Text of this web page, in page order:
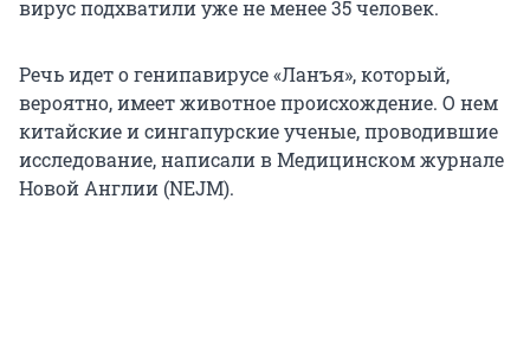
вирус подхватили уже не менее 35 человек.
Речь идет о генипавирусе «Ланъя», который,
вероятно, имеет животное происхождение. О нем
китайские и сингапурские ученые, проводившие
исследование, написали в Медицинском журнале
Новой Англии (NEJM).